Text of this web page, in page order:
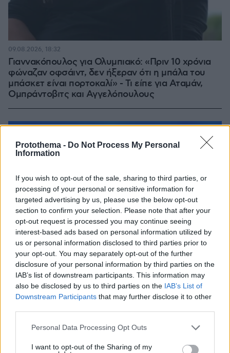
Protothema - Do Not Process My Personal
Information
If you wish to opt-out of the sale, sharing to third parties, or
processing of your personal or sensitive information for
targeted advertising by us, please use the below opt-out
section to confirm your selection. Please note that after your
opt-out request is processed you may continue seeing
interest-based ads based on personal information utilized by
us or personal information disclosed to third parties prior to
your opt-out. You may separately opt-out of the further
disclosure of your personal information by third parties on the
IAB’s list of downstream participants. This information may
also be disclosed by us to third parties on the IAB’s List of
Downstream Participants that may further disclose it to other
Please note that this website/app uses one or more Google
not limited to your visit or usage behaviour. You may click to
Personal Data Processing Opt Outs
I want to opt-out of the Sharing of my
Γιαννακόπουλος για Ολυμπιακό: «Πριν 10 χρόνια
φώναζαν οφσάιντ, δεν ήξεραν ότι η μπάλα του
μπάσκετ είναι πορτοκαλί» - Τι είπε για Αταμάν,
Ομπράντοβιτς και Αγγελόπουλους
09.08.2026, 18:32
09.08.2026, 14:39